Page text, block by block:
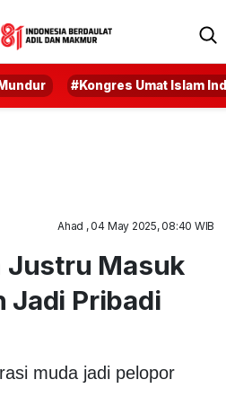
#Kongres Umat Islam
Ahad , 04 May 2025, 08:40 WIB
Justru Masuk
Jadi Pribadi
muda jadi pelopor